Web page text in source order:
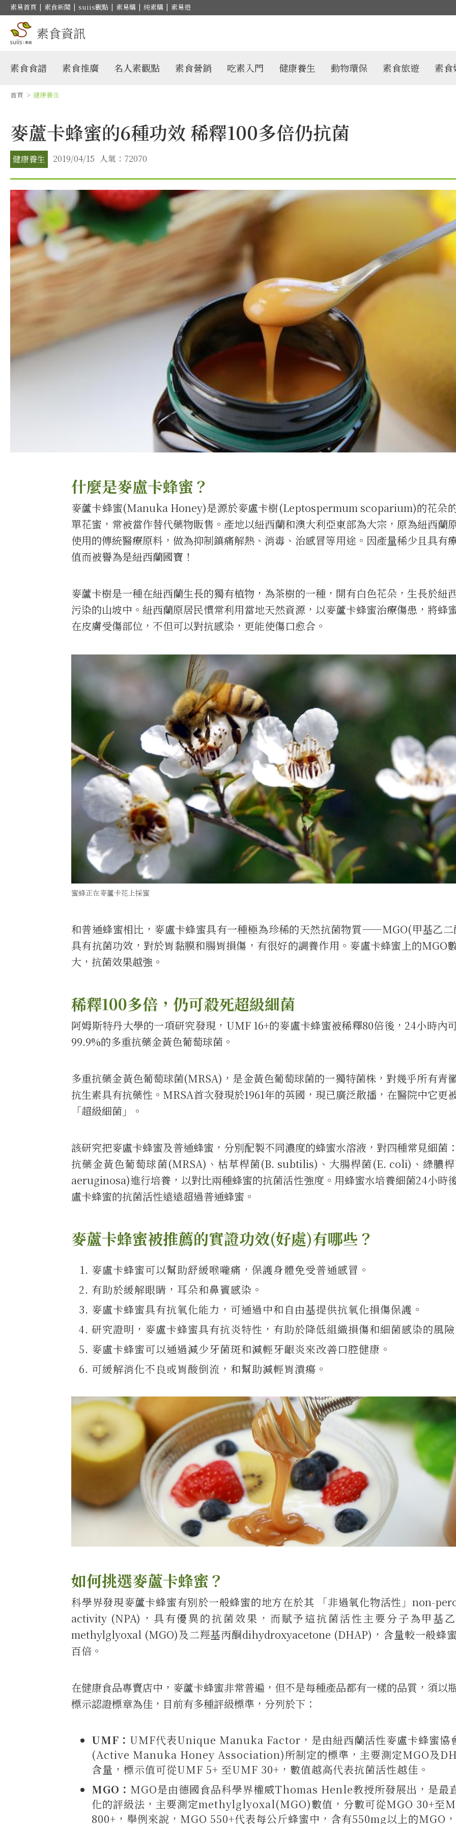
素易首頁 | 素食新聞 | suiis觀點 | 素易購 | 純素購 | 素易遊
素食資訊
素食食譜 素食推廣 名人素觀點 素食營銷 吃素入門 健康養生 動物環保 素食旅遊 素食
首頁 > 健康養生
麥蘆卡蜂蜜的6種功效 稀釋100多倍仍抗菌
健康養生 2019/04/15 人氣：72070
什麼是麥盧卡蜂蜜？
麥蘆卡蜂蜜(Manuka Honey)是源於麥盧卡樹(Leptospermum scoparium)的花朵
單花蜜，常被當作替代藥物販售。產地以紐西蘭和澳大利亞東部為大宗，原為紐西蘭
使用的傳統醫療原料，做為抑制鎮痛解熱、消毒、治感冒等用途。因產量稀少且具有
值而被譽為是紐西蘭國寶！
麥蘆卡樹是一種在紐西蘭生長的獨有植物，為茶樹的一種，開有白色花朵，生長於紐
污染的山坡中。紐西蘭原居民慣常利用當地天然資源，以麥蘆卡蜂蜜治療傷患，將蜂
在皮膚受傷部位，不但可以對抗感染，更能使傷口愈合。
蜜蜂正在麥蘆卡花上採蜜
和普通蜂蜜相比，麥盧卡蜂蜜具有一種極為珍稀的天然抗菌物質——MGO(甲基乙
具有抗菌功效，對於胃黏膜和腸胃損傷，有很好的調養作用。麥盧卡蜂蜜上的MGO
大，抗菌效果越強。
稀釋100多倍，仍可殺死超級細菌
阿姆斯特丹大學的一項研究發現，UMF 16+的麥盧卡蜂蜜被稀釋80倍後，24小時內
99.9%的多重抗藥金黃色葡萄球菌。
多重抗藥金黃色葡萄球菌(MRSA)，是金黃色葡萄球菌的一獨特菌株，對幾乎所有青
抗生素具有抗藥性。MRSA首次發現於1961年的英國，現已廣泛散播，在醫院中它更
「超級細菌」。
該研究把麥盧卡蜂蜜及普通蜂蜜，分別配製不同濃度的蜂蜜水溶液，對四種常見細菌
抗藥金黃色葡萄球菌(MRSA)、枯草桿菌(B. subtilis)、大腸桿菌(E. coli)、綠膿
aeruginosa)進行培養，以對比兩種蜂蜜的抗菌活性強度。用蜂蜜水培養細菌24小時
盧卡蜂蜜的抗菌活性遠遠超過普通蜂蜜。
麥蘆卡蜂蜜被推薦的實證功效(好處)有哪些？
麥盧卡蜂蜜可以幫助舒緩喉嚨痛，保護身體免受普通感冒。
有助於緩解眼睛，耳朵和鼻竇感染。
麥盧卡蜂蜜具有抗氧化能力，可通過中和自由基提供抗氧化損傷保護。
研究證明，麥盧卡蜂蜜具有抗炎特性，有助於降低組織損傷和細菌感染的風
麥盧卡蜂蜜可以通過減少牙菌斑和減輕牙齦炎來改善口腔健康。
可緩解消化不良或胃酸倒流，和幫助減輕胃潰瘍。
如何挑選麥蘆卡蜂蜜？
科學界發現麥蘆卡蜂蜜有別於一般蜂蜜的地方在於其 「非過氧化物活性」non-
activity (NPA)，具有優異的抗菌效果，而賦予這抗菌活性主要分子為甲基
methylglyoxal (MGO)及二羥基丙酮dihydroxyacetone (DHAP)，含量較一般蜂
百倍。
在健康食品專賣店中，麥蘆卡蜂蜜非常普遍，但不是每種產品都有一樣的品質，須以
標示認證標章為佳，目前有多種評級標準，分列於下：
UMF： UMF代表Unique Manuka Factor，是由紐西蘭活性麥盧卡蜂蜜協
(Active Manuka Honey Association)所制定的標準，主要測定MGO及
含量，標示值可從UMF 5+ 至UMF 30+，數值越高代表抗菌活性越佳。
MGO： MGO是由德國食品科學界權威Thomas Henle教授所發展出，是最
化的評級法，主要測定methylglyoxal(MGO)數值，分數可從MGO 30+至
800+，舉例來說，MGO 550+代表每公斤蜂蜜中，含有550mg以上的MGO